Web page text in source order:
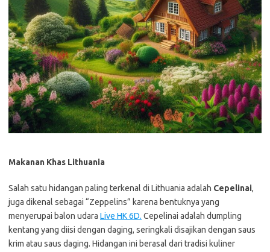
Makanan Khas Lithuania
Salah satu hidangan paling terkenal di Lithuania adalah Cepelinai,
juga dikenal sebagai “Zeppelins” karena bentuknya yang
menyerupai balon udara Live HK 6D. Cepelinai adalah dumpling
kentang yang diisi dengan daging, seringkali disajikan dengan saus
krim atau saus daging. Hidangan ini berasal dari tradisi kuliner